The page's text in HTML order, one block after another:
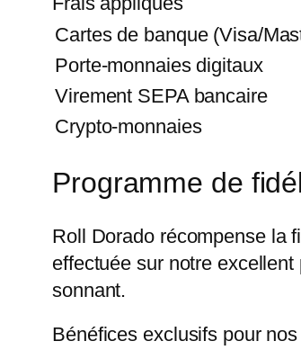
Cartes de banque (Visa/
Porte-monnaies digitaux
Virement SEPA bancaire
Crypto-monnaies
Programme de
Roll Dorado récompense la
effectuée sur notre
sonnant.
Bénéfices exclusifs pour